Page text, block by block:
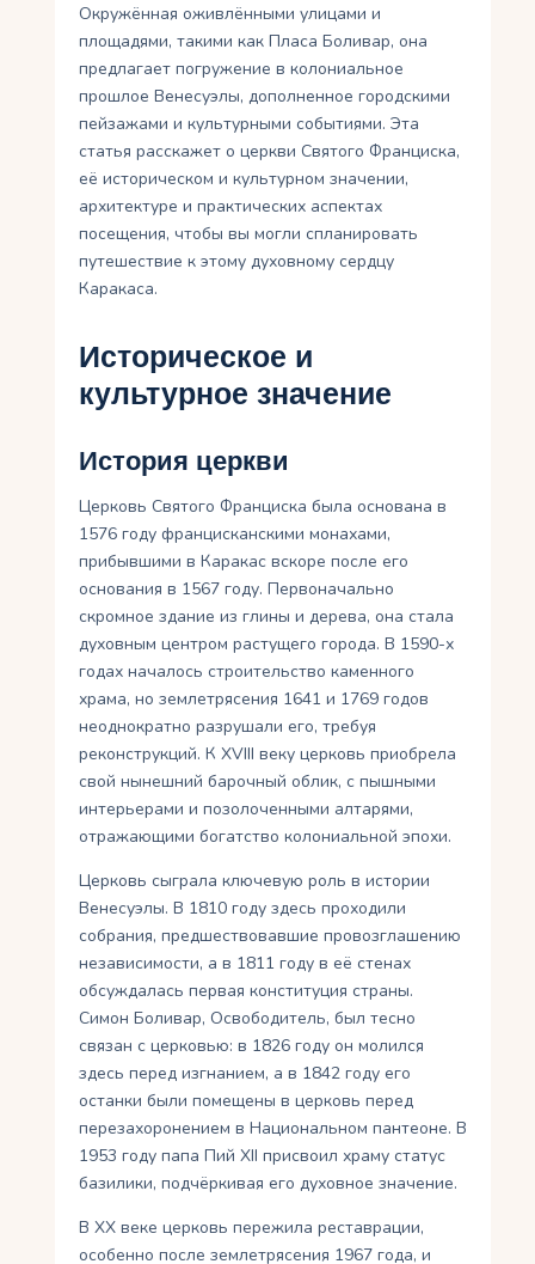
Окружённая оживлёнными улицами и
площадями, такими как Пласа Боливар, она
предлагает погружение в колониальное
прошлое Венесуэлы, дополненное городскими
пейзажами и культурными событиями. Эта
статья расскажет о церкви Святого Франциска,
её историческом и культурном значении,
архитектуре и практических аспектах
посещения, чтобы вы могли спланировать
путешествие к этому духовному сердцу
Каракаса.
Историческое и
культурное значение
История церкви
Церковь Святого Франциска была основана в
1576 году францисканскими монахами,
прибывшими в Каракас вскоре после его
основания в 1567 году. Первоначально
скромное здание из глины и дерева, она стала
духовным центром растущего города. В 1590-х
годах началось строительство каменного
храма, но землетрясения 1641 и 1769 годов
неоднократно разрушали его, требуя
реконструкций. К XVIII веку церковь приобрела
свой нынешний барочный облик, с пышными
интерьерами и позолоченными алтарями,
отражающими богатство колониальной эпохи.
Церковь сыграла ключевую роль в истории
Венесуэлы. В 1810 году здесь проходили
собрания, предшествовавшие провозглашению
независимости, а в 1811 году в её стенах
обсуждалась первая конституция страны.
Симон Боливар, Освободитель, был тесно
связан с церковью: в 1826 году он молился
здесь перед изгнанием, а в 1842 году его
останки были помещены в церковь перед
перезахоронением в Национальном пантеоне. В
1953 году папа Пий XII присвоил храму статус
базилики, подчёркивая его духовное значение.
В XX веке церковь пережила реставрации,
особенно после землетрясения 1967 года, и